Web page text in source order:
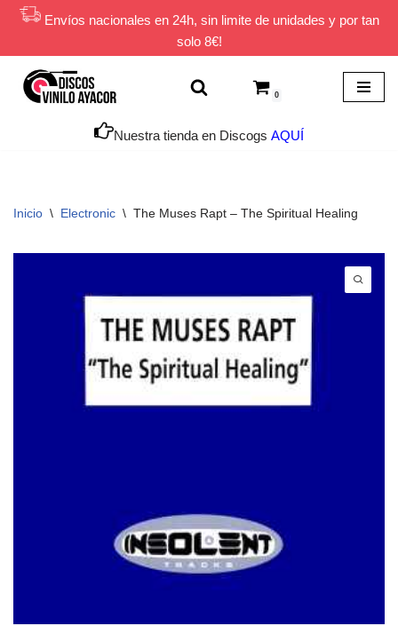
contenido
Envíos nacionales en 24h, sin limite de unidades y por tan
solo 8€!
0
Nuestra tienda en Discogs AQUÍ
Inicio \ Electronic \ The Muses Rapt – The Spiritual Healing